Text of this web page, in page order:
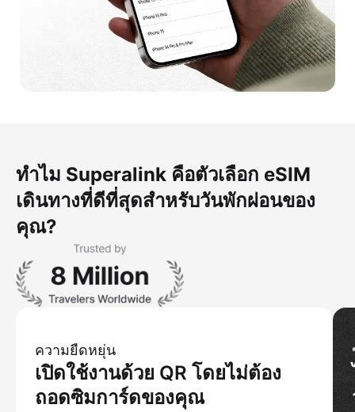
ทำไม Superalink คือตัวเลือก eSIM
เดินทางที่ดีที่สุดสำหรับวันพักผ่อนของ
คุณ?
ความยืดหยุ่น
เปิดใช้งานด้วย QR โดยไม่ต้อง
ถอดซิมการ์ดของคุณ